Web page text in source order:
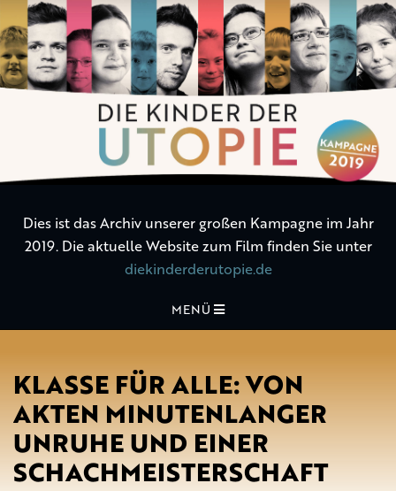
Die
Kinder
der
Dies ist das Archiv unserer großen Kampagne im Jahr
2019. Die aktuelle Website zum Film finden Sie unter
diekinderderutopie.de
MENÜ
KLASSE FÜR ALLE: VON
AKTEN MINUTENLANGER
UNRUHE UND EINER
SCHACHMEISTERSCHAFT